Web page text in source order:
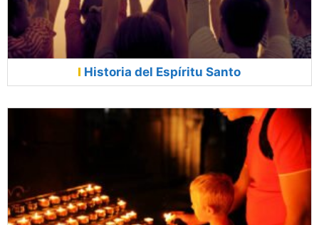
Historia del Espíritu Santo